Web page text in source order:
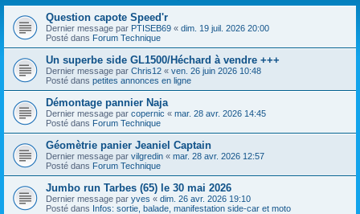
Question capote Speed'r
Dernier message par PTISEB69 « dim. 19 juil. 2026 20:00
Posté dans Forum Technique
Un superbe side GL1500/Héchard à vendre +++
Dernier message par Chris12 « ven. 26 juin 2026 10:48
Posté dans petites annonces en ligne
Démontage pannier Naja
Dernier message par copernic « mar. 28 avr. 2026 14:45
Posté dans Forum Technique
Géomètrie panier Jeaniel Captain
Dernier message par vilgredin « mar. 28 avr. 2026 12:57
Posté dans Forum Technique
Jumbo run Tarbes (65) le 30 mai 2026
Dernier message par yves « dim. 26 avr. 2026 19:10
Posté dans Infos: sortie, balade, manifestation side-car et moto